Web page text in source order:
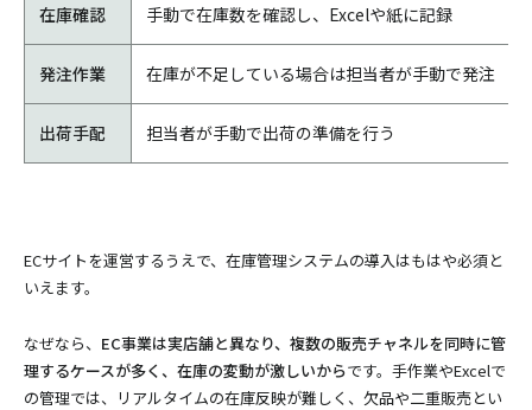
在庫確認 手動で在庫数を確認し、Excelや紙に記録
発注作業 在庫が不足している場合は担当者が手動で発注
出荷手配 担当者が手動で出荷の準備を行う
ECサイトを運営するうえで、在庫管理システムの導入はもはや必須と
いえます。
なぜなら、 EC事業は実店舗と異なり、複数の販売チャネルを同時に管
理するケースが多く、在庫の変動が激しいからです。手作業やExcelで
の管理では、リアルタイムの在庫反映が難しく、欠品や二重販売とい